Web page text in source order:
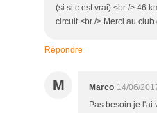
(si si c est vrai).<br /> 46
circuit.<br /> Merci au club
Répondre
M Marco 14/06/
Pas besoin je l'ai